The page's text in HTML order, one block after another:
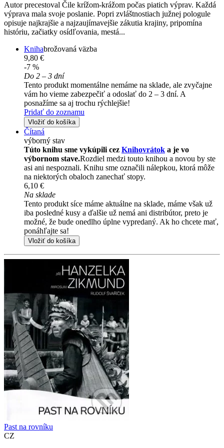
Autor precestoval Čile krížom-krážom počas piatich výprav. Každá
výprava mala svoje poslanie. Popri zvláštnostiach južnej pologule
opisuje najkrajšie a najzaujímavejšie zákutia krajiny, pripomína
históriu, začiatky osídľovania, mestá...
Knihabrožovaná väzba
9,80 €
-7 %
Do 2 – 3 dní
Tento produkt momentálne nemáme na sklade, ale zvyčajne
vám ho vieme zabezpečiť a odoslať do 2 – 3 dní. A
posnažíme sa aj trochu rýchlejšie!
Pridať do zoznamu
Vložiť do košíka
Čítaná
výborný stav
Túto knihu sme vykúpili cez Knihovrátok a je vo
výbornom stave.Rozdiel medzi touto knihou a novou by ste
asi ani nespoznali. Knihu sme označili nálepkou, ktorá môže
na niektorých obaloch zanechať stopy.
6,10 €
Na sklade
Tento produkt síce máme aktuálne na sklade, máme však už
iba posledné kusy a ďalšie už nemá ani distribútor, preto je
možné, že bude onedlho úplne vypredaný. Ak ho chcete mať,
ponáhľajte sa!
Vložiť do košíka
Past na rovníku
CZ